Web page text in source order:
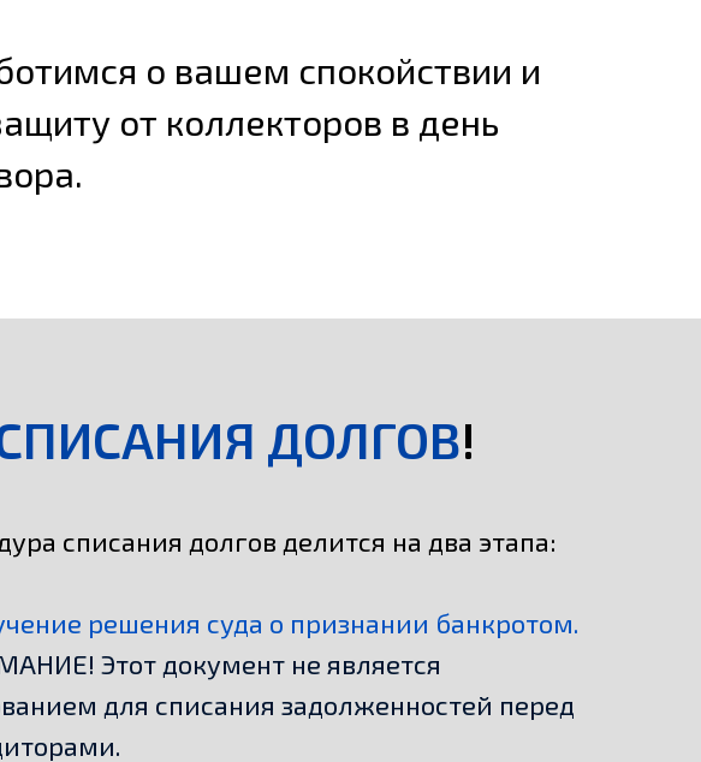
о вашем спокойствии и
от коллекторов в день
ДОЛГОВ!
списания долгов делится на два этапа:
решения суда о признании банкротом.
Этот документ не является
для списания задолженностей перед